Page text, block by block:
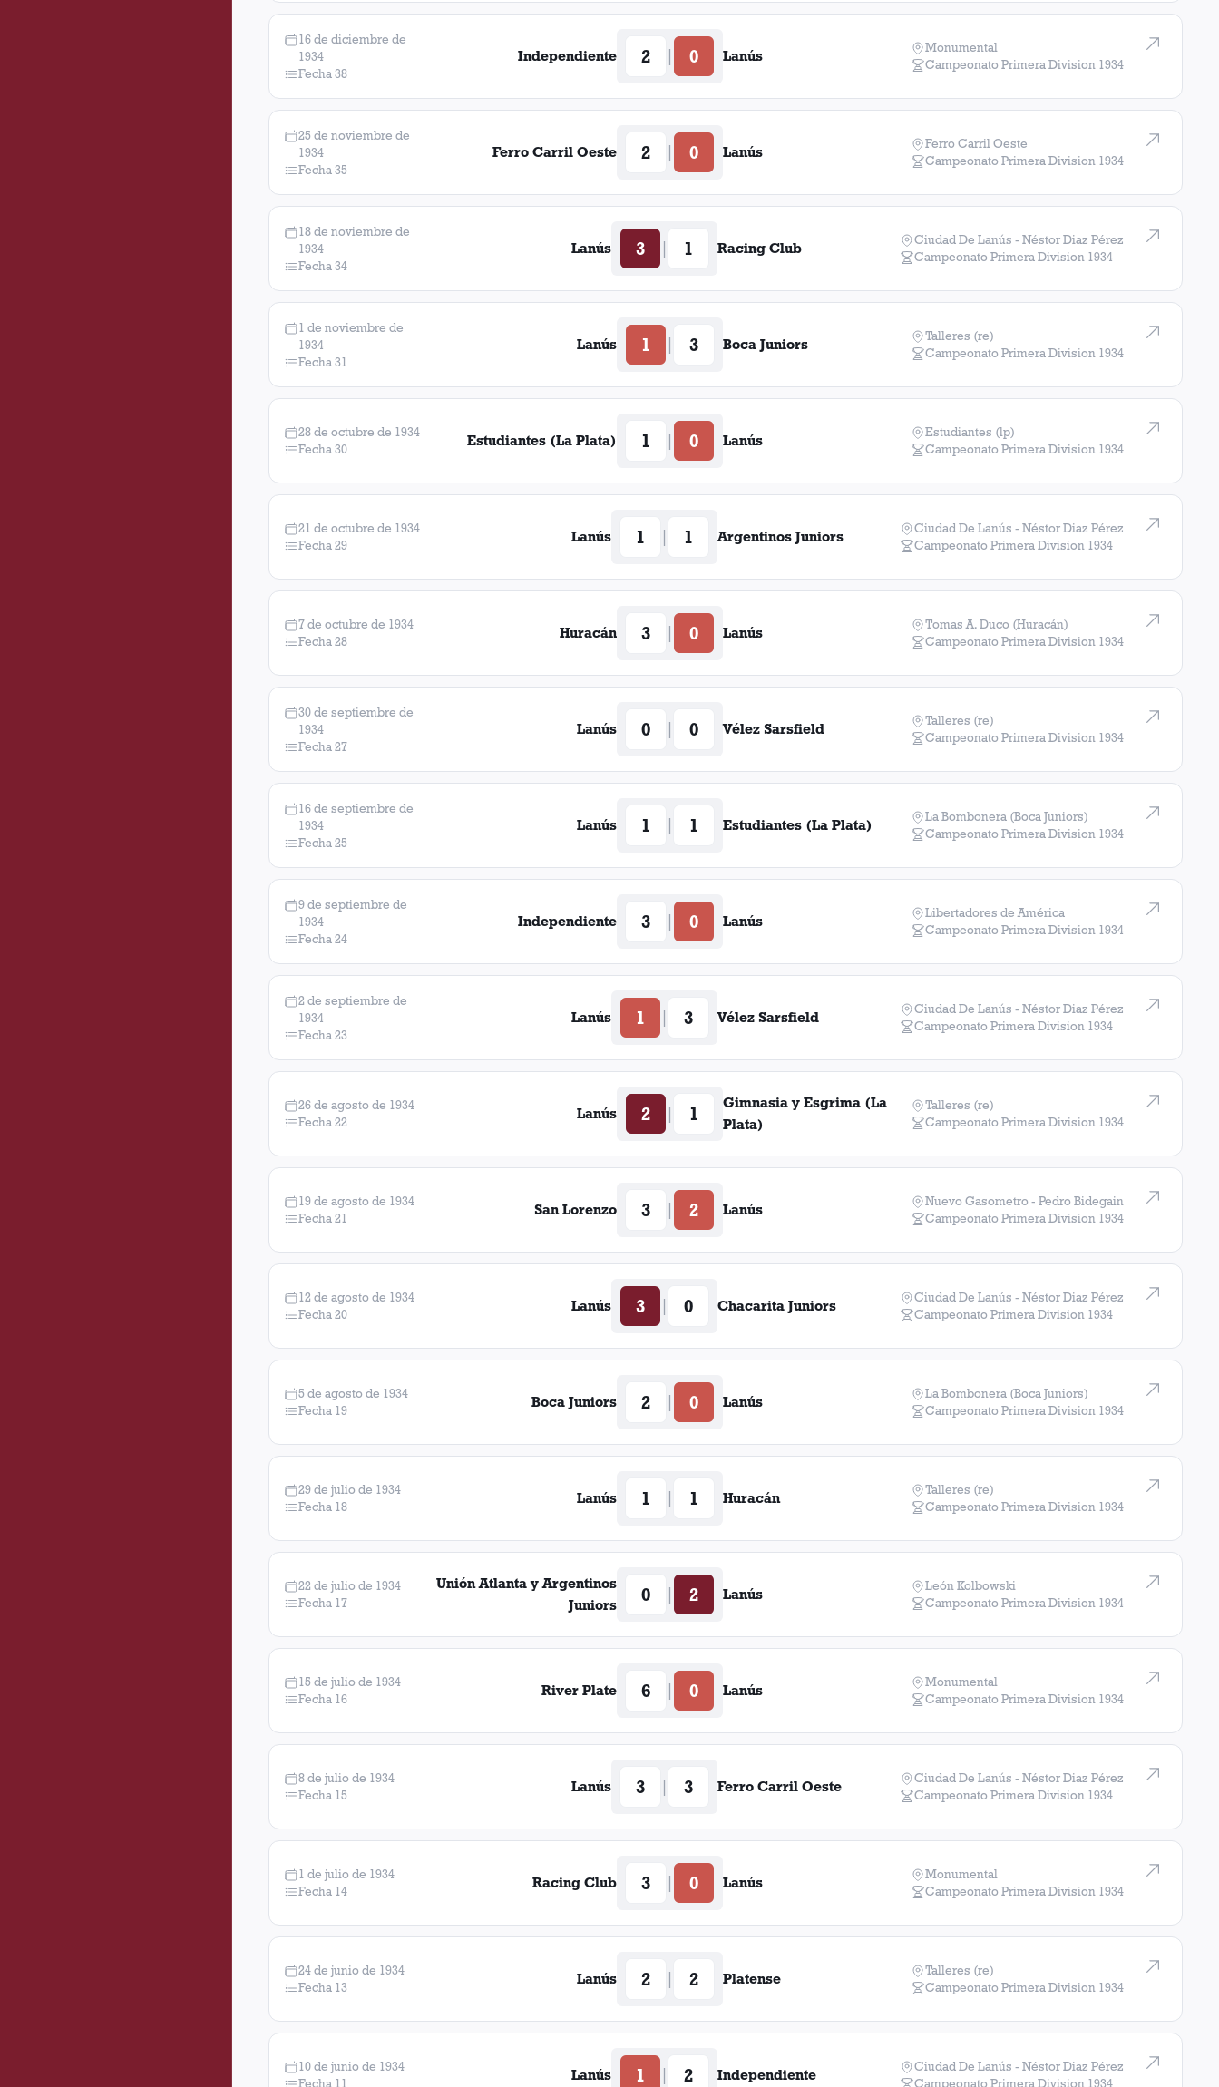
16 de diciembre de
1934
Fecha 38
Independiente 2 0 Lanús
Monumental
Campeonato Primera Division 1934
25 de noviembre de
1934
Fecha 35
Ferro Carril Oeste 2 0 Lanús
Ferro Carril Oeste
Campeonato Primera Division 1934
18 de noviembre de
1934
Fecha 34
Lanús 3 1 Racing Club
Ciudad De Lanús - Néstor Diaz Pérez
Campeonato Primera Division 1934
1 de noviembre de
1934
Fecha 31
Lanús 1 3 Boca Juniors
Talleres (re)
Campeonato Primera Division 1934
28 de octubre de 1934
Fecha 30
Estudiantes (La Plata) 1 0 Lanús
Estudiantes (lp)
Campeonato Primera Division 1934
21 de octubre de 1934
Fecha 29
Lanús 1 1 Argentinos Juniors
Ciudad De Lanús - Néstor Diaz Pérez
Campeonato Primera Division 1934
7 de octubre de 1934
Fecha 28
Huracán 3 0 Lanús
Tomas A. Duco (Huracán)
Campeonato Primera Division 1934
30 de septiembre de
1934
Fecha 27
Lanús 0 0 Vélez Sarsfield
Talleres (re)
Campeonato Primera Division 1934
16 de septiembre de
1934
Fecha 25
Lanús 1 1 Estudiantes (La Plata)
La Bombonera (Boca Juniors)
Campeonato Primera Division 1934
9 de septiembre de
1934
Fecha 24
Independiente 3 0 Lanús
Libertadores de América
Campeonato Primera Division 1934
2 de septiembre de
1934
Fecha 23
Lanús 1 3 Vélez Sarsfield
Ciudad De Lanús - Néstor Diaz Pérez
Campeonato Primera Division 1934
26 de agosto de 1934
Fecha 22
Lanús 2 1
Gimnasia y Esgrima (La
Plata)
Talleres (re)
Campeonato Primera Division 1934
19 de agosto de 1934
Fecha 21
San Lorenzo 3 2 Lanús
Nuevo Gasometro - Pedro Bidegain
Campeonato Primera Division 1934
12 de agosto de 1934
Fecha 20
Lanús 3 0 Chacarita Juniors
Ciudad De Lanús - Néstor Diaz Pérez
Campeonato Primera Division 1934
5 de agosto de 1934
Fecha 19
Boca Juniors 2 0 Lanús
La Bombonera (Boca Juniors)
Campeonato Primera Division 1934
29 de julio de 1934
Fecha 18
Lanús 1 1 Huracán
Talleres (re)
Campeonato Primera Division 1934
22 de julio de 1934
Fecha 17
Unión Atlanta y Argentinos
Juniors
0 2 Lanús
León Kolbowski
Campeonato Primera Division 1934
15 de julio de 1934
Fecha 16
River Plate 6 0 Lanús
Monumental
Campeonato Primera Division 1934
8 de julio de 1934
Fecha 15
Lanús 3 3 Ferro Carril Oeste
Ciudad De Lanús - Néstor Diaz Pérez
Campeonato Primera Division 1934
1 de julio de 1934
Fecha 14
Racing Club 3 0 Lanús
Monumental
Campeonato Primera Division 1934
24 de junio de 1934
Fecha 13
Lanús 2 2 Platense
Talleres (re)
Campeonato Primera Division 1934
10 de junio de 1934
Fecha 11
Lanús 1 2 Independiente
Ciudad De Lanús - Néstor Diaz Pérez
Campeonato Primera Division 1934